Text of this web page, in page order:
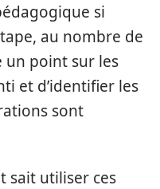
si
au nombre de
point sur les
et d’identifier les
sont
sait utiliser ces